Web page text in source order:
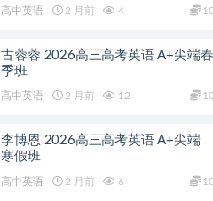
高中英语 2 月前 4
古蓉蓉 2026高三高考英语 A+尖端春
季班
高中英语 2 月前 12
李博恩 2026高三高考英语 A+尖端
寒假班
高中英语 2 月前 6